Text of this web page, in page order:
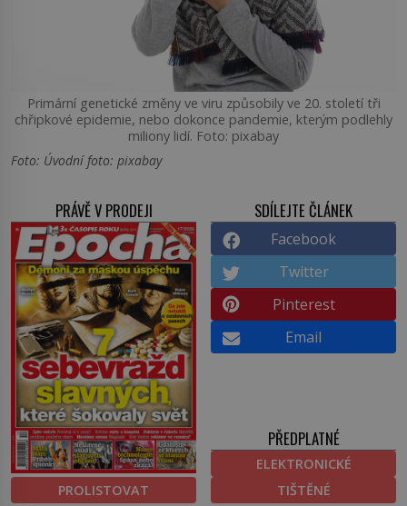
Primární genetické změny ve viru způsobily ve 20. století tři
chřipkové epidemie, nebo dokonce pandemie, kterým podlehly
miliony lidí. Foto: pixabay
Foto: Úvodní foto: pixabay
PRÁVĚ V PRODEJI
PROLISTOVAT
SDÍLEJTE ČLÁNEK
Facebook
Twitter
Pinterest
Email
PŘEDPLATNÉ
ELEKTRONICKÉ
TIŠTĚNÉ